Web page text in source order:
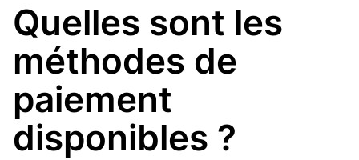
Quelles sont les
méthodes de
paiement
disponibles ?